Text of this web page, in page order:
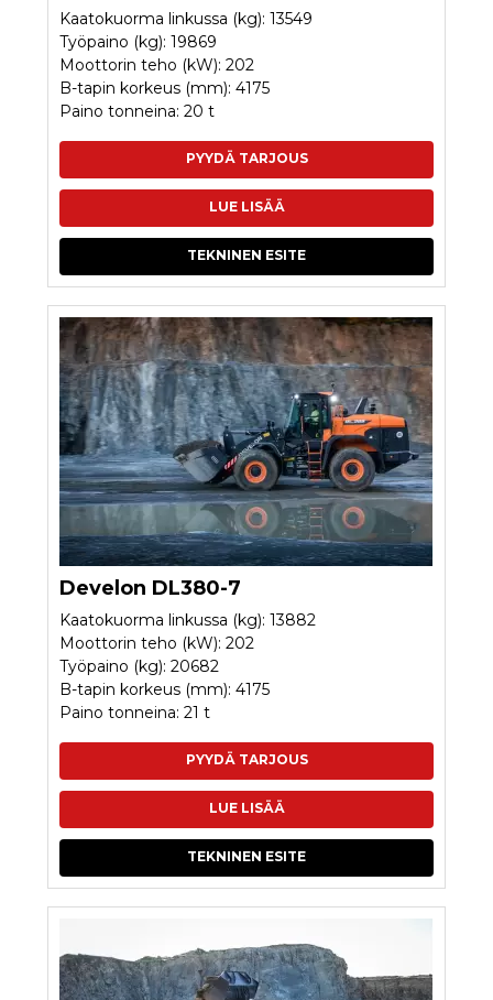
Kaatokuorma linkussa (kg): 13549
Työpaino (kg): 19869
Moottorin teho (kW): 202
B-tapin korkeus (mm): 4175
Paino tonneina: 20 t
PYYDÄ TARJOUS
LUE LISÄÄ
TEKNINEN ESITE
Develon DL380-7
Kaatokuorma linkussa (kg): 13882
Moottorin teho (kW): 202
Työpaino (kg): 20682
B-tapin korkeus (mm): 4175
Paino tonneina: 21 t
PYYDÄ TARJOUS
LUE LISÄÄ
TEKNINEN ESITE